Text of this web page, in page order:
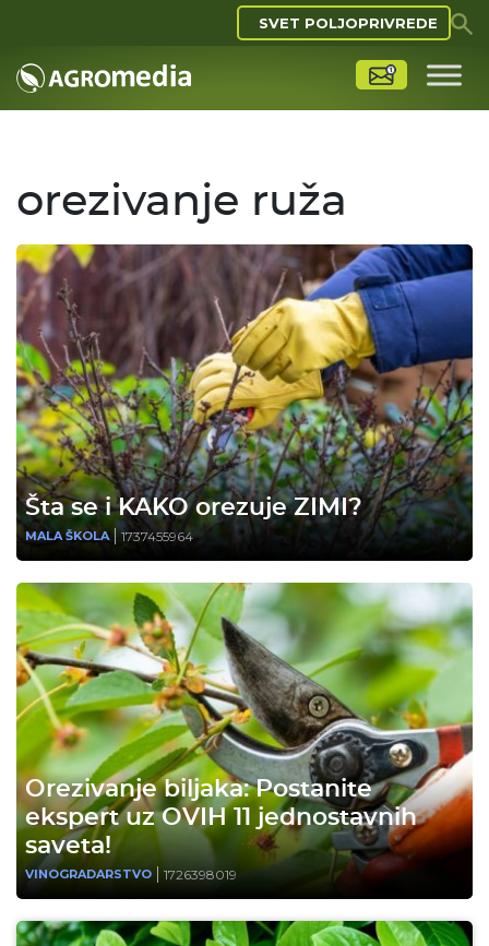
SVET POLJOPRIVREDE
orezivanje ruža
Šta se i KAKO orezuje ZIMI?
MALA ŠKOLA 1737455964
Orezivanje biljaka: Postanite
ekspert uz OVIH 11 jednostavnih
saveta!
VINOGRADARSTVO 1726398019